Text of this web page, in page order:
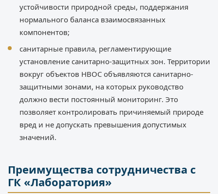
устойчивости природной среды, поддержания
нормального баланса взаимосвязанных
компонентов;
санитарные правила, регламентирующие
установление санитарно-защитных зон. Территории
вокруг объектов НВОС объявляются санитарно-
защитными зонами, на которых руководство
должно вести постоянный мониторинг. Это
позволяет контролировать причиняемый природе
вред и не допускать превышения допустимых
значений.
Преимущества сотрудничества с
ГК «Лаборатория»